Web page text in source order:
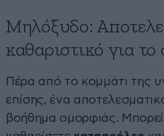
Μηλόξυδο:
καθαριστικό για το
Πέρα από το κομμάτι της
επίσης, ένα
βοήθημα ομορφιάς. Μπορεί